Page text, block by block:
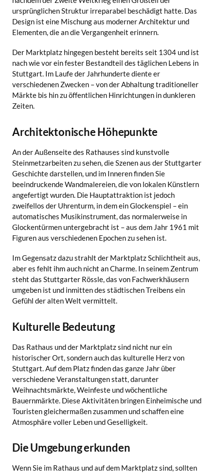
ursprünglichen Struktur irreparabel beschädigt hatte. Das
Design ist eine Mischung aus moderner Architektur und
Elementen, die an die Vergangenheit erinnern.
Der Marktplatz hingegen besteht bereits seit 1304 und ist
nach wie vor ein fester Bestandteil des täglichen Lebens in
Stuttgart. Im Laufe der Jahrhunderte diente er
verschiedenen Zwecken – von der Abhaltung traditioneller
Märkte bis hin zu öffentlichen Hinrichtungen in dunkleren
Zeiten.
Architektonische Höhepunkte
An der Außenseite des Rathauses sind kunstvolle
Steinmetzarbeiten zu sehen, die Szenen aus der Stuttgarter
Geschichte darstellen, und im Inneren finden Sie
beeindruckende Wandmalereien, die von lokalen Künstlern
angefertigt wurden. Die Hauptattraktion ist jedoch
zweifellos der Uhrenturm, in dem ein Glockenspiel – ein
automatisches Musikinstrument, das normalerweise in
Glockentürmen untergebracht ist – aus dem Jahr 1961 mit
Figuren aus verschiedenen Epochen zu sehen ist.
Im Gegensatz dazu strahlt der Marktplatz Schlichtheit aus,
aber es fehlt ihm auch nicht an Charme. In seinem Zentrum
steht das Stuttgarter Rössle, das von Fachwerkhäusern
umgeben ist und inmitten des städtischen Treibens ein
Gefühl der alten Welt vermittelt.
Kulturelle Bedeutung
Das Rathaus und der Marktplatz sind nicht nur ein
historischer Ort, sondern auch das kulturelle Herz von
Stuttgart. Auf dem Platz finden das ganze Jahr über
verschiedene Veranstaltungen statt, darunter
Weihnachtsmärkte, Weinfeste und wöchentliche
Bauernmärkte. Diese Aktivitäten bringen Einheimische und
Touristen gleichermaßen zusammen und schaffen eine
Atmosphäre voller Leben und Geselligkeit.
Die Umgebung erkunden
Wenn Sie im Rathaus und auf dem Marktplatz sind, sollten